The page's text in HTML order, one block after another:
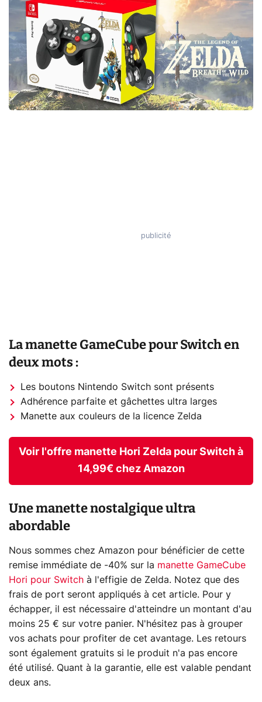
La manette GameCube pour Switch en
deux mots :
Les boutons Nintendo Switch sont présents
Adhérence parfaite et gâchettes ultra larges
Manette aux couleurs de la licence Zelda
Voir l'offre manette Hori Zelda pour Switch à
14,99€ chez Amazon
Une manette nostalgique ultra
abordable
Nous sommes chez Amazon pour bénéficier de cette
remise immédiate de -40% sur la manette GameCube
Hori pour Switch à l'effigie de Zelda. Notez que des
frais de port seront appliqués à cet article. Pour y
échapper, il est nécessaire d'atteindre un montant d'au
moins 25 € sur votre panier. N'hésitez pas à grouper
vos achats pour profiter de cet avantage. Les retours
sont également gratuits si le produit n'a pas encore
été utilisé. Quant à la garantie, elle est valable pendant
deux ans.